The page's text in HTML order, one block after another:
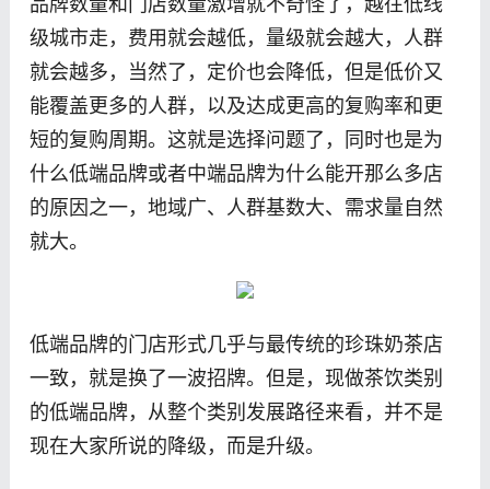
级城市走，费用就会越低，量级就会越大，人群
就会越多，当然了，定价也会降低，但是低价又
能覆盖更多的人群，以及达成更高的复购率和更
短的复购周期。这就是选择问题了，同时也是为
什么低端品牌或者中端品牌为什么能开那么多店
的原因之一，地域广、人群基数大、需求量自然
就大。
低端品牌的门店形式几乎与最传统的珍珠奶茶店
一致，就是换了一波招牌。但是，现做茶饮类别
的低端品牌，从整个类别发展路径来看，并不是
现在大家所说的降级，而是升级。